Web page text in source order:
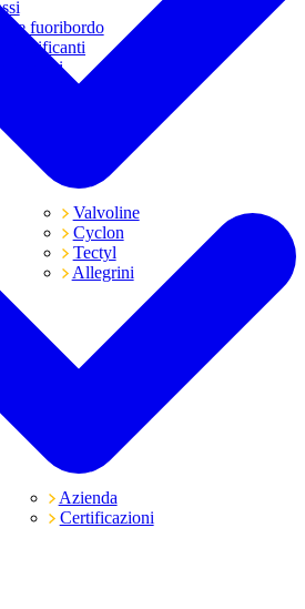
e fuoribordo
i lubrificanti
Valvoline
Cyclon
Tectyl
Allegrini
Azienda
Certificazioni